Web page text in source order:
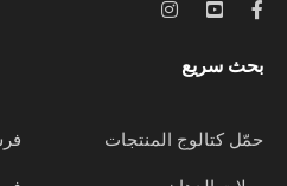
بحث سريع
حمّل كتالوج المنتجات